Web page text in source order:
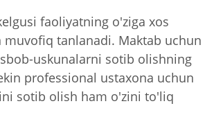
faoliyatning o'ziga xos
muvofiq tanlanadi. Maktab uchun
uskunalarni sotib olishning
professional ustaxona uchun
sotib olish ham o'zini to'liq